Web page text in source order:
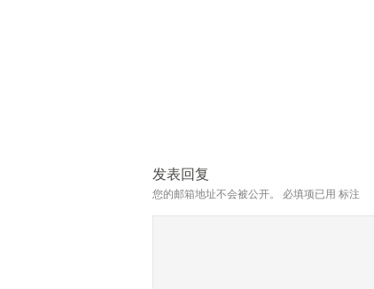
发表回复
您的邮箱地址不会被公开。 必填项已用 标注